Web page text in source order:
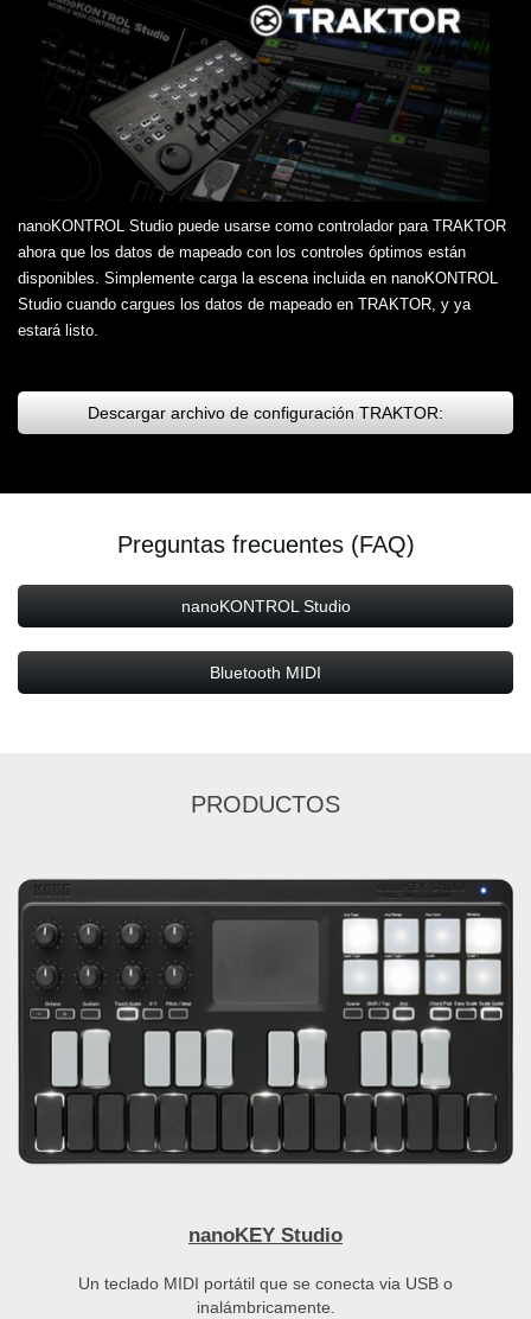
nanoKONTROL Studio puede usarse como controlador para TRAKTOR
ahora que los datos de mapeado con los controles óptimos están
disponibles. Simplemente carga la escena incluida en nanoKONTROL
Studio cuando cargues los datos de mapeado en TRAKTOR, y ya
estará listo.
Descargar archivo de configuración TRAKTOR:
Preguntas frecuentes (FAQ)
nanoKONTROL Studio
Bluetooth MIDI
PRODUCTOS
nanoKEY Studio
Un teclado MIDI portátil que se conecta via USB o
inalámbricamente.